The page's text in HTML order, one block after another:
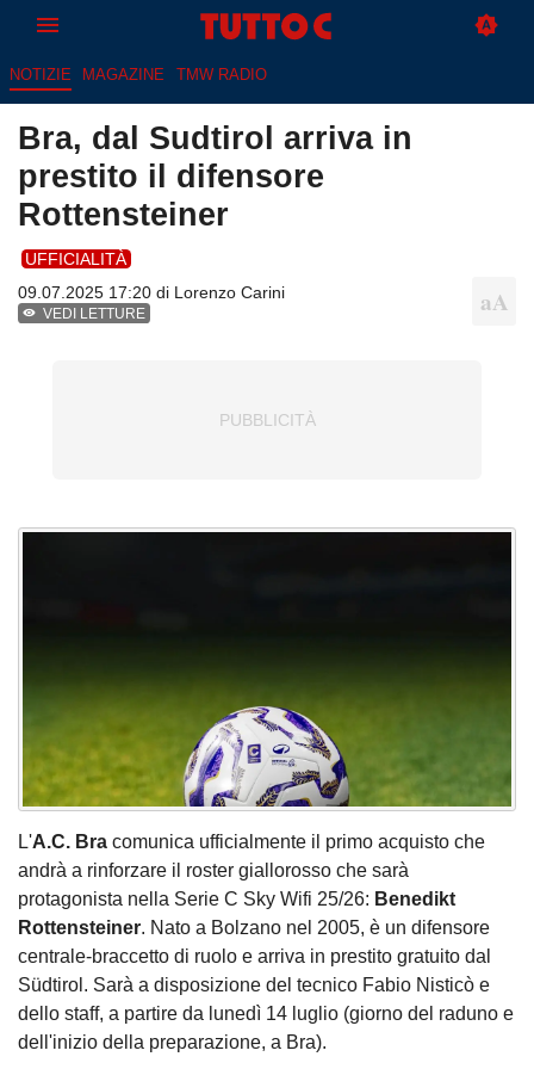
NOTIZIE MAGAZINE TMW RADIO
Bra, dal Sudtirol arriva in
prestito il difensore
Rottensteiner
UFFICIALITÀ
09.07.2025 17:20 di Lorenzo Carini
VEDI LETTURE
L'A.C. Bra comunica ufficialmente il primo acquisto che
andrà a rinforzare il roster giallorosso che sarà
protagonista nella Serie C Sky Wifi 25/26: Benedikt
Rottensteiner. Nato a Bolzano nel 2005, è un difensore
centrale-braccetto di ruolo e arriva in prestito gratuito dal
Südtirol. Sarà a disposizione del tecnico Fabio Nisticò e
dello staff, a partire da lunedì 14 luglio (giorno del raduno e
dell'inizio della preparazione, a Bra).